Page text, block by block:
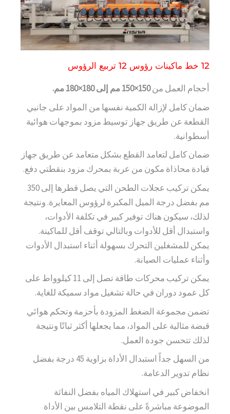
12 خط ماكينات رؤوس 12 تربيع الرؤوس
أحجام العمل من150×150 مم إلى 180×180 مم.
ضمان كامل لإزالة الكمية نفسها من المواد على جانبي
القطعة عن طريق جهاز توسيط مزود بموجهات هوائية
أسطوانية.
ضمان كامل لتعامد القطع بشكل متعامد عن طريق جهاز
قيادة محاذاة مكون من عربة بمحرك مزود بنقطتي دفع.
يمكن تركيب عجلات الطحن التي يصل قطرها إلى 350
مم بفضل درجة الميل المكبرة لرؤوس المعايرة. ونتيجة
لذلك، سيكون هناك توفير كبير في تكلفة الأدوات،
واستبدال أقل للأدوات وبالتالي توقف أقل للماكينة.
يمكن للمشغلين التحرك بسهولة أثناء استبدال الأدوات
وأثناء عمليات الصيانة.
يمكن تركيب محركات طاقة تصل إلى 11 كيلوواط على
كل عمود دوران في حالة تشغيل مواد سميكة للغاية.
تضمن مجموعة الضغط المزودة بأحزمة وتحكم هوائي
قبضة مثالية على المواد، مما يجعلها أكثر ثباتًا ونتيجة
لذلك تتحسن جودة العمل.
من السهل جداً استبدال الأداة بزاوية 45 درجة بفضل
نظام تدوير الدعامة.
انخفاض كبير في استهلاك المياه بفضل النفاثة
الموضوعة مباشرةً على نقطة التلامس بين الأداة